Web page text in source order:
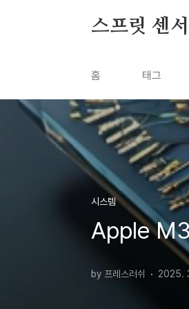
스프릿 센서
홈 태그
시스템
Apple M3
by 프레스러쉬 2025.